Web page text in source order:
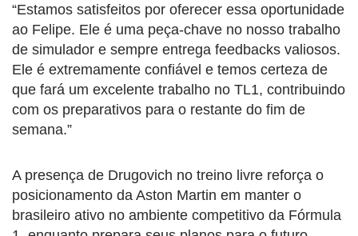
“Estamos satisfeitos por oferecer essa oportunidade
ao Felipe. Ele é uma peça-chave no nosso trabalho
de simulador e sempre entrega feedbacks valiosos.
Ele é extremamente confiável e temos certeza de
que fará um excelente trabalho no TL1, contribuindo
com os preparativos para o restante do fim de
semana.”
A presença de Drugovich no treino livre reforça o
posicionamento da Aston Martin em manter o
brasileiro ativo no ambiente competitivo da Fórmula